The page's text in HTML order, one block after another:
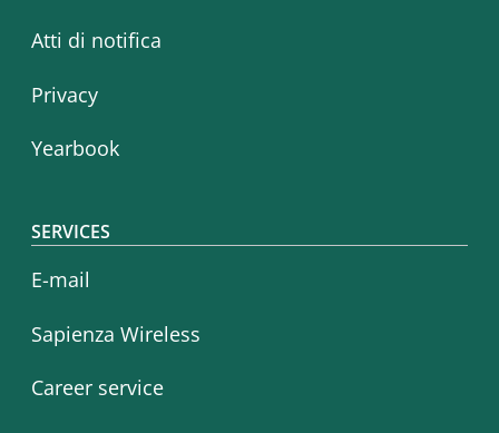
Atti di notifica
Privacy
Yearbook
SERVICES
E-mail
Sapienza Wireless
Career service